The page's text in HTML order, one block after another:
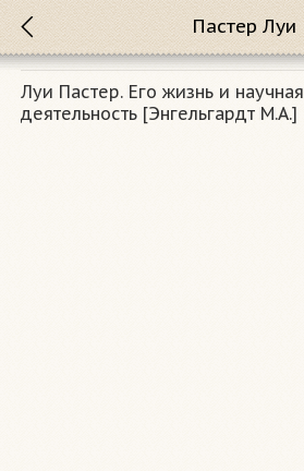
Пастер Луи
Луи Пастер. Его жизнь и научная
деятельность [Энгельгардт М.А.]